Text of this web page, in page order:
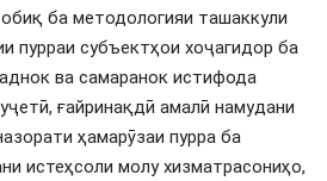
ба методологияи ташаккули
пурраи субъектҳои хоҷагидор ба
ва самаранок истифода
ғайринақдӣ амалӣ намудани
ҳамарӯзаи пурра ба
истеҳсоли молу хизматрасониҳо,